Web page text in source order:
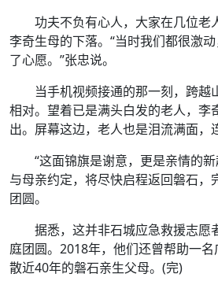
功夫不负有心人，大家在几位老
李奇生母的下落。“当时我们都很激
了心愿。”张忠说。
当手机视频接通的那一刻，跨越
相对。望着已是满头白发的老人，李
出。屏幕这边，老人也是泪流满面，
“这面锦旗是谢意，更是亲情的
与母亲约定，将尽快启程返回磐石，
团圆。
据悉，这并非石城应急救援志愿
庭团圆。2018年，他们还曾帮助一
散近40年的磐石亲生父母。(完)